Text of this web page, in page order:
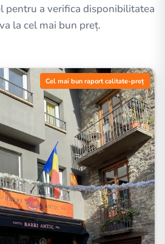
pentru a verifica disponibilitatea
la cel mai bun preț.
Cel mai bun raport calitate-preț